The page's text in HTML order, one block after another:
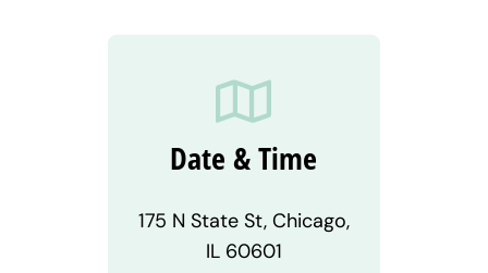
Date & Time
175 N State St, Chicago,
IL 60601